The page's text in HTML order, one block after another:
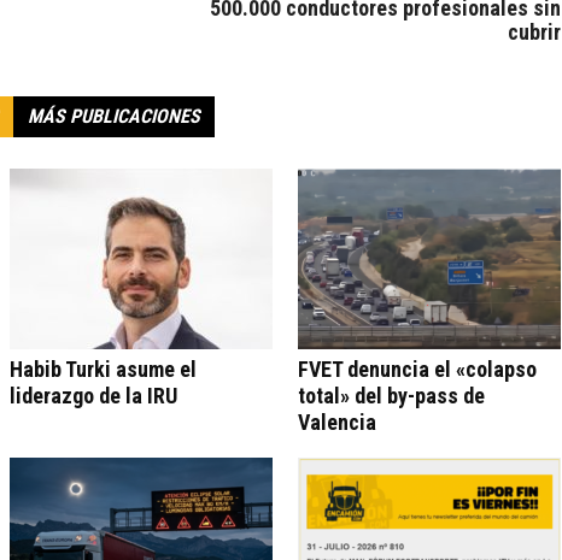
500.000 conductores profesionales sin
cubrir
MÁS PUBLICACIONES
Habib Turki asume el
liderazgo de la IRU
FVET denuncia el «colapso
total» del by-pass de
Valencia